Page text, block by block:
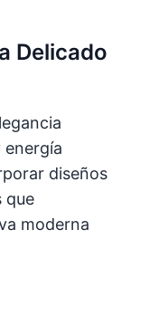
Delicado
diseños
que
moderna